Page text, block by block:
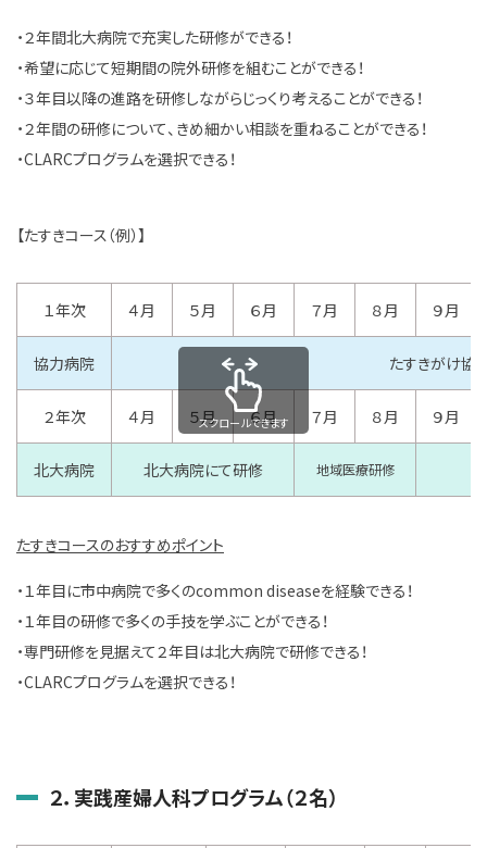
・２年間北大病院で充実した研修ができる！
・希望に応じて短期間の院外研修を組むことができる！
・３年目以降の進路を研修しながらじっくり考えることができる！
・２年間の研修について、きめ細かい相談を重ねることができる！
・CLARCプログラムを選択できる！
【たすきコース（例）】
１年次 ４月 ５月 ６月 ７月 ８月 ９月
協力病院 たすきがけ協
２年次 ４月 ５月 ６月 ７月 ８月 ９月
北大病院 北大病院にて研修 地域医療研修
スクロールできます
たすきコースのおすすめポイント
・１年目に市中病院で多くのcommon diseaseを経験できる！
・１年目の研修で多くの手技を学ぶことができる！
・専門研修を見据えて２年目は北大病院で研修できる！
・CLARCプログラムを選択できる！
２．実践産婦人科プログラム（２名）